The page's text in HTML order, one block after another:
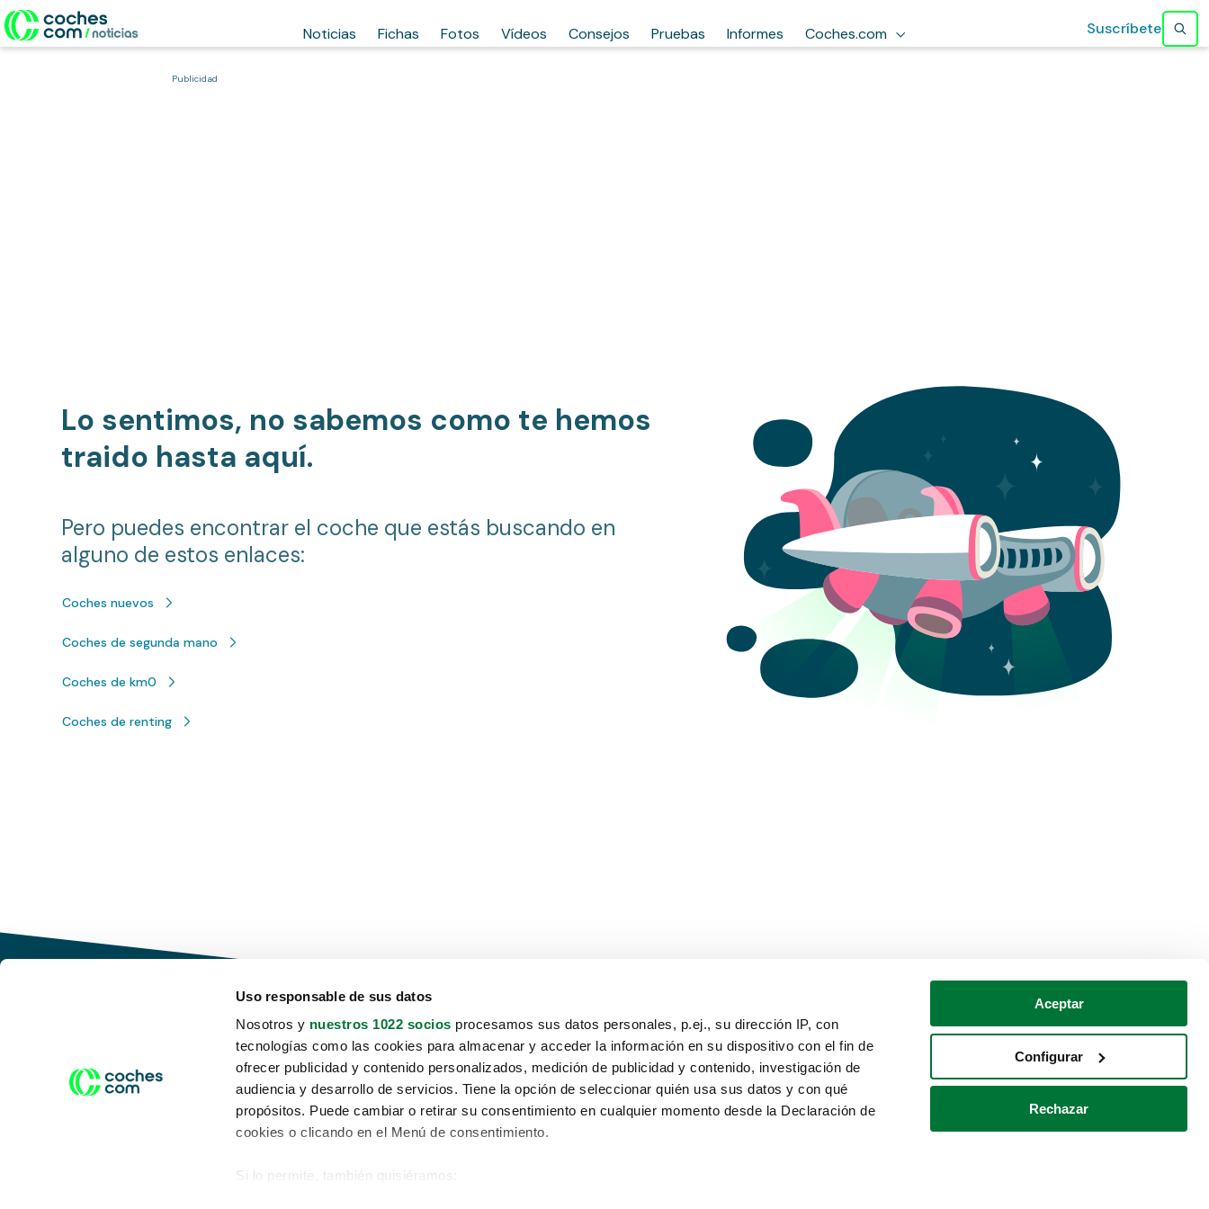
Uso responsable de sus datos
Nosotros y nuestros 1022 socios procesamos sus datos personales, p.ej., su dirección IP, con
tecnologías como las cookies para almacenar y acceder la información en su dispositivo con el fin de
ofrecer publicidad y contenido personalizados, medición de publicidad y contenido, investigación de
audiencia y desarrollo de servicios. Tiene la opción de seleccionar quién usa sus datos y con qué
propósitos. Puede cambiar o retirar su consentimiento en cualquier momento desde la Declaración de
cookies o clicando en el Menú de consentimiento.
Si lo permite, también quisiéramos:
Aceptar
Configurar
Rechazar
Noticias Fichas Fotos Vídeos Consejos Pruebas Informes Coches.com Suscríbete
Publicidad
Lo sentimos, no sabemos como te hemos
traido hasta aquí.
Pero puedes encontrar el coche que estás buscando en
alguno de estos enlaces:
Coches nuevos
Coches de segunda mano
Coches de km0
Coches de renting
Conduce tu futuro,
desata tu movilidad